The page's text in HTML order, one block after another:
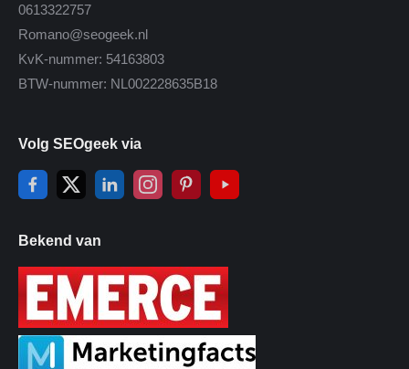
0613322757
Romano@seogeek.nl
KvK-nummer: 54163803
BTW-nummer: NL002228635B18
Volg SEOgeek via
Bekend van